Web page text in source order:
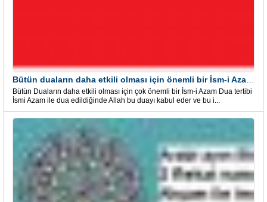
Bütün Duaların daha etkili olması için çok önemli bir İsm-i Azam Dua tertibi
İsmi Azam ile dua edildiğinde Allah bu duayı kabul eder ve bu i...